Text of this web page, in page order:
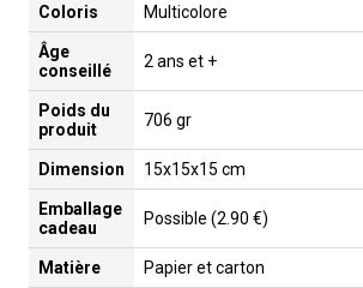
Coloris Multicolore
Âge
conseillé
2 ans et +
Poids du
produit
706 gr
Dimension 15x15x15 cm
Emballage
cadeau
Possible (2.90 €)
Matière Papier et carton